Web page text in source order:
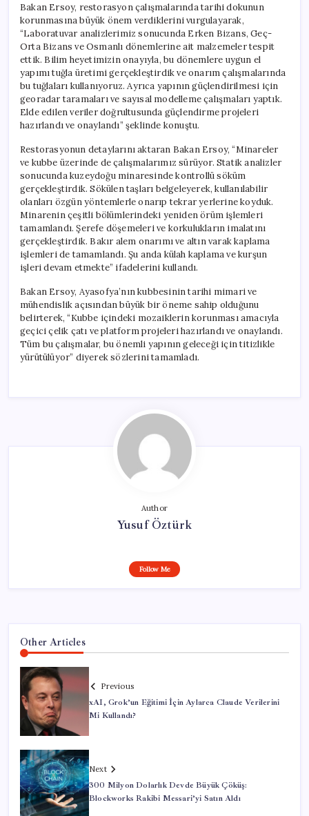
Bakan Ersoy, restorasyon çalışmalarında tarihi dokunun
korunmasına büyük önem verdiklerini vurgulayarak,
“Laboratuvar analizlerimiz sonucunda Erken Bizans, Geç-
Orta Bizans ve Osmanlı dönemlerine ait malzemeler tespit
ettik. Bilim heyetimizin onayıyla, bu dönemlere uygun el
yapımı tuğla üretimi gerçekleştirdik ve onarım çalışmalarında
bu tuğlaları kullanıyoruz. Ayrıca yapının güçlendirilmesi için
georadar taramaları ve sayısal modelleme çalışmaları yaptık.
Elde edilen veriler doğrultusunda güçlendirme projeleri
hazırlandı ve onaylandı” şeklinde konuştu.
Restorasyonun detaylarını aktaran Bakan Ersoy, “Minareler
ve kubbe üzerinde de çalışmalarımız sürüyor. Statik analizler
sonucunda kuzeydoğu minaresinde kontrollü söküm
gerçekleştirdik. Sökülen taşları belgeleyerek, kullanılabilir
olanları özgün yöntemlerle onarıp tekrar yerlerine koyduk.
Minarenin çeşitli bölümlerindeki yeniden örüm işlemleri
tamamlandı. Şerefe döşemeleri ve korkulukların imalatını
gerçekleştirdik. Bakır alem onarımı ve altın varak kaplama
işlemleri de tamamlandı. Şu anda külah kaplama ve kurşun
işleri devam etmekte” ifadelerini kullandı.
Bakan Ersoy, Ayasofya’nın kubbesinin tarihi mimari ve
mühendislik açısından büyük bir öneme sahip olduğunu
belirterek, “Kubbe içindeki mozaiklerin korunması amacıyla
geçici çelik çatı ve platform projeleri hazırlandı ve onaylandı.
Tüm bu çalışmalar, bu önemli yapının geleceği için titizlikle
yürütülüyor” diyerek sözlerini tamamladı.
Author
Yusuf Öztürk
Follow Me
Other Articles
Previous
xAI, Grok’un Eğitimi İçin Aylarca Claude Verilerini
Mi Kullandı?
Next
300 Milyon Dolarlık Devde Büyük Çöküş:
Blockworks Rakibi Messari’yi Satın Aldı